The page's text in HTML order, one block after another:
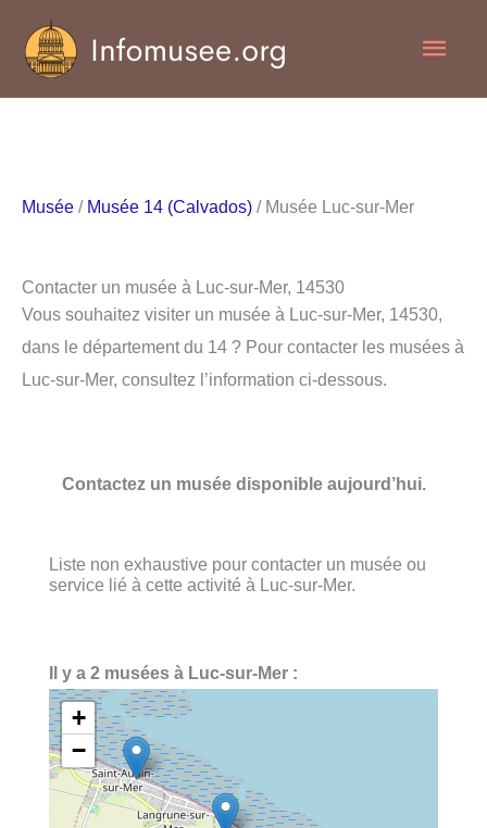
contenu
Musée / Musée 14 (Calvados) / Musée Luc-sur-Mer
Contacter un musée à Luc-sur-Mer, 14530
Vous souhaitez visiter un musée à Luc-sur-Mer, 14530,
dans le département du 14 ? Pour contacter les musées à
Luc-sur-Mer, consultez l’information ci-dessous.
Contactez un musée disponible aujourd’hui.
Liste non exhaustive pour contacter un musée ou
service lié à cette activité à Luc-sur-Mer.
Il y a 2 musées à Luc-sur-Mer :
+
−